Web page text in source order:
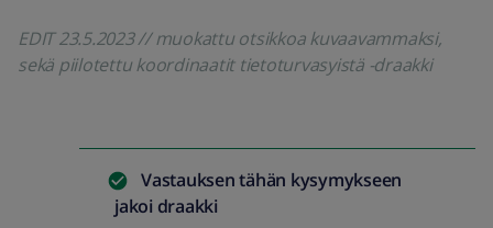
EDIT 23.5.2023 // muokattu otsikkoa kuvaavammaksi,
sekä piilotettu koordinaatit tietoturvasyistä -draakki
Vastauksen tähän kysymykseen
jakoi draakki